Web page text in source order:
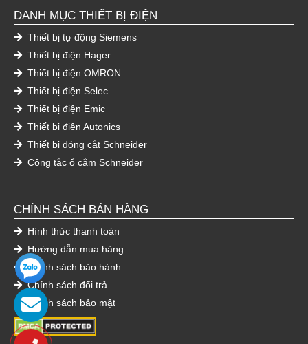
DANH MỤC THIẾT BỊ ĐIỆN
Thiết bị tự động Siemens
Thiết bị điện Hager
Thiết bị điện OMRON
Thiết bị điện Selec
Thiết bị điện Emic
Thiết bị điện Autonics
Thiết bị đóng cắt Schneider
Công tắc ổ cắm Schneider
CHÍNH SÁCH BÁN HÀNG
Hình thức thanh toán
Hướng dẫn mua hàng
Chính sách bảo hành
Chính sách đổi trả
Chính sách bảo mật